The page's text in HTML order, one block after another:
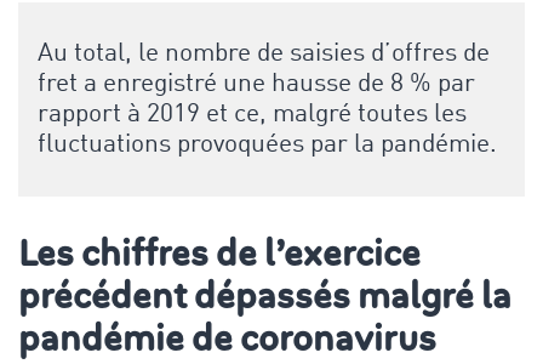
Au total, le nombre de saisies d’offres de
fret a enregistré une hausse de 8 % par
rapport à 2019 et ce, malgré toutes les
fluctuations provoquées par la pandémie.
Les chiffres de l’exercice
précédent dépassés malgré la
pandémie de coronavirus